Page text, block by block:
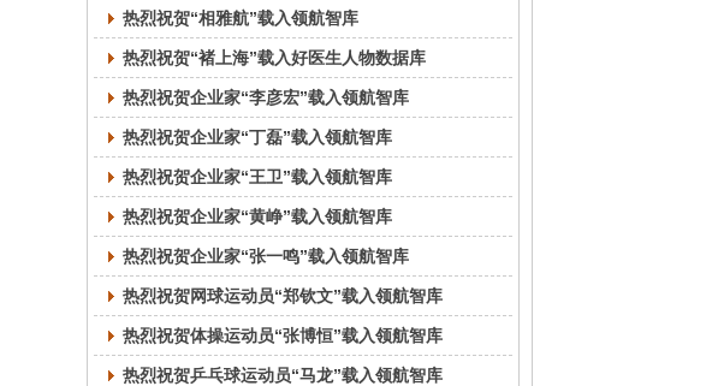
热烈祝贺“相雅航”载入领航智库
热烈祝贺“褚上海”载入好医生人物数据库
热烈祝贺企业家“李彦宏”载入领航智库
热烈祝贺企业家“丁磊”载入领航智库
热烈祝贺企业家“王卫”载入领航智库
热烈祝贺企业家“黄峥”载入领航智库
热烈祝贺企业家“张一鸣”载入领航智库
热烈祝贺网球运动员“郑钦文”载入领航智库
热烈祝贺体操运动员“张博恒”载入领航智库
热烈祝贺乒乓球运动员“马龙”载入领航智库